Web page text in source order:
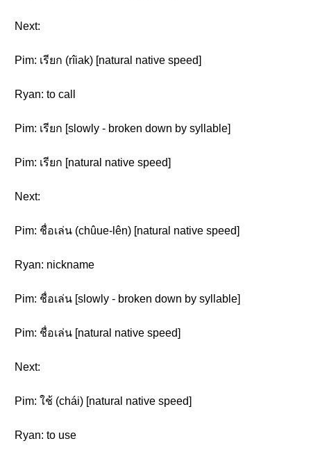
Next:
Pim: เรียก (rîiak) [natural native speed]
Ryan: to call
Pim: เรียก [slowly - broken down by syllable]
Pim: เรียก [natural native speed]
Next:
Pim: ชื่อเล่น (chûue-lên) [natural native speed]
Ryan: nickname
Pim: ชื่อเล่น [slowly - broken down by syllable]
Pim: ชื่อเล่น [natural native speed]
Next:
Pim: ใช้ (chái) [natural native speed]
Ryan: to use